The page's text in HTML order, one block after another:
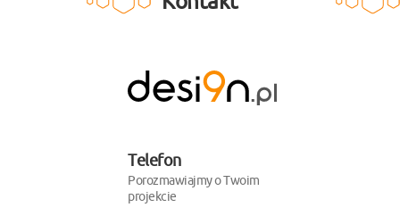
Telefon
Porozmawiajmy o Twoim
projekcie